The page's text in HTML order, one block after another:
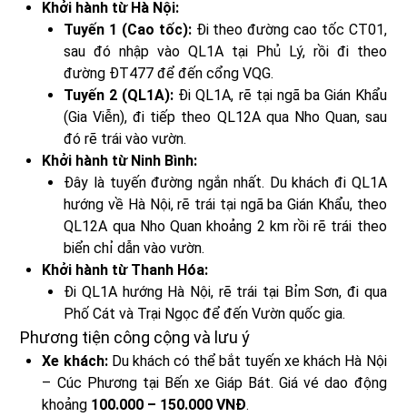
Khởi hành từ Hà Nội:
Tuyến 1 (Cao tốc):Đi theo đường cao tốc CT01,
sau đó nhập vào QL1A tại Phủ Lý, rồi đi theo
đường ĐT477 để đến cổng VQG.
Tuyến 2 (QL1A): Đi QL1A, rẽ tại ngã ba Gián Khẩu
(Gia Viễn), đi tiếp theo QL12A qua Nho Quan, sau
đó rẽ trái vào vườn.
Khởi hành từ Ninh Bình:
Đây là tuyến đường ngắn nhất. Du khách đi QL1A
hướng về Hà Nội, rẽ trái tại ngã ba Gián Khẩu, theo
QL12A qua Nho Quan khoảng 2 km rồi rẽ trái theo
biển chỉ dẫn vào vườn.
Khởi hành từ Thanh Hóa:
Đi QL1A hướng Hà Nội, rẽ trái tại Bỉm Sơn, đi qua
Phố Cát và Trại Ngọc để đến Vườn quốc gia.
Phương tiện công cộng và lưu ý
Xe khách:Du khách có thể bắt tuyến xe khách Hà Nội
– Cúc Phương tại Bến xe Giáp Bát. Giá vé dao động
khoảng 100.000 – 150.000 VNĐ.